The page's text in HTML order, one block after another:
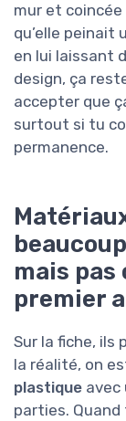
mur et
qu’elle peinait
en lui laissant
design, ça
accepter que
surtout si tu
permanence.
mais pas
premier
Sur la fiche, ils
la réalité, on
plastique avec
parties.